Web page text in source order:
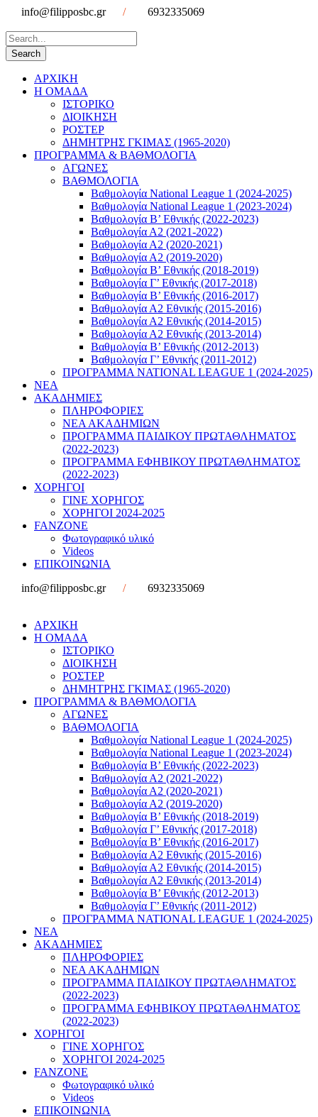
info@filipposbc.gr / 6932335069
ΑΡΧΙΚΗ
Η ΟΜΑΔΑ
ΙΣΤΟΡΙΚΟ
ΔΙΟΙΚΗΣΗ
ΡΟΣΤΕΡ
ΔΗΜΗΤΡΗΣ ΓΚΙΜΑΣ (1965-2020)
ΠΡΟΓΡΑΜΜΑ & ΒΑΘΜΟΛΟΓΙΑ
ΑΓΩΝΕΣ
ΒΑΘΜΟΛΟΓΙΑ
Βαθμολογία National League 1 (2024-2025)
Βαθμολογία National League 1 (2023-2024)
Βαθμολογία Β’ Εθνικής (2022-2023)
Βαθμολογία Α2 (2021-2022)
Βαθμολογία Α2 (2020-2021)
Βαθμολογία Α2 (2019-2020)
Βαθμολογία B’ Εθνικής (2018-2019)
Βαθμολογία Γ’ Εθνικής (2017-2018)
Βαθμολογία Β’ Εθνικής (2016-2017)
Βαθμολογία Α2 Εθνικής (2015-2016)
Βαθμολογία Α2 Εθνικής (2014-2015)
Βαθμολογία Α2 Εθνικής (2013-2014)
Βαθμολογία Β’ Εθνικής (2012-2013)
Βαθμολογία Γ’ Εθνικής (2011-2012)
ΠΡΟΓΡΑΜΜΑ NATIONAL LEAGUE 1 (2024-2025)
ΝΕΑ
ΑΚΑΔΗΜΙΕΣ
ΠΛΗΡΟΦΟΡΙΕΣ
ΝΕΑ ΑΚΑΔΗΜΙΩΝ
ΠΡΟΓΡΑΜΜΑ ΠΑΙΔΙΚΟΥ ΠΡΩΤΑΘΛΗΜΑΤΟΣ
(2022-2023)
ΠΡΟΓΡΑΜΜΑ ΕΦΗΒΙΚΟΥ ΠΡΩΤΑΘΛΗΜΑΤΟΣ
(2022-2023)
ΧΟΡΗΓΟΙ
ΓΙΝΕ ΧΟΡΗΓΟΣ
ΧΟΡΗΓΟΙ 2024-2025
FANZONE
Φωτογραφικό υλικό
Videos
ΕΠΙΚΟΙΝΩΝΙΑ
info@filipposbc.gr
/ 6932335069
ΑΡΧΙΚΗ
Η ΟΜΑΔΑ
ΙΣΤΟΡΙΚΟ
ΔΙΟΙΚΗΣΗ
ΡΟΣΤΕΡ
ΔΗΜΗΤΡΗΣ ΓΚΙΜΑΣ (1965-2020)
ΠΡΟΓΡΑΜΜΑ & ΒΑΘΜΟΛΟΓΙΑ
ΑΓΩΝΕΣ
ΒΑΘΜΟΛΟΓΙΑ
Βαθμολογία National League 1 (2024-2025)
Βαθμολογία National League 1 (2023-2024)
Βαθμολογία Β’ Εθνικής (2022-2023)
Βαθμολογία Α2 (2021-2022)
Βαθμολογία Α2 (2020-2021)
Βαθμολογία Α2 (2019-2020)
Βαθμολογία B’ Εθνικής (2018-2019)
Βαθμολογία Γ’ Εθνικής (2017-2018)
Βαθμολογία Β’ Εθνικής (2016-2017)
Βαθμολογία Α2 Εθνικής (2015-2016)
Βαθμολογία Α2 Εθνικής (2014-2015)
Βαθμολογία Α2 Εθνικής (2013-2014)
Βαθμολογία Β’ Εθνικής (2012-2013)
Βαθμολογία Γ’ Εθνικής (2011-2012)
ΠΡΟΓΡΑΜΜΑ NATIONAL LEAGUE 1 (2024-2025)
ΝΕΑ
ΑΚΑΔΗΜΙΕΣ
ΠΛΗΡΟΦΟΡΙΕΣ
ΝΕΑ ΑΚΑΔΗΜΙΩΝ
ΠΡΟΓΡΑΜΜΑ ΠΑΙΔΙΚΟΥ ΠΡΩΤΑΘΛΗΜΑΤΟΣ
(2022-2023)
ΠΡΟΓΡΑΜΜΑ ΕΦΗΒΙΚΟΥ ΠΡΩΤΑΘΛΗΜΑΤΟΣ
(2022-2023)
ΧΟΡΗΓΟΙ
ΓΙΝΕ ΧΟΡΗΓΟΣ
ΧΟΡΗΓΟΙ 2024-2025
FANZONE
Φωτογραφικό υλικό
Videos
ΕΠΙΚΟΙΝΩΝΙΑ